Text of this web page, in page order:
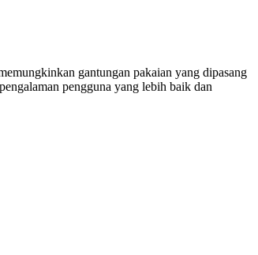
gantungan pakaian yang dipasang
pengguna yang lebih baik dan